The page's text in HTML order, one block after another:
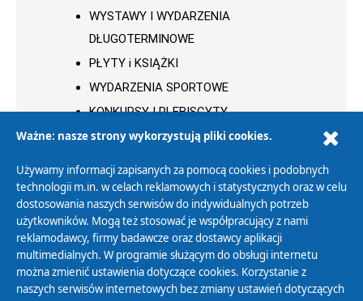
WYSTAWY I WYDARZENIA
DŁUGOTERMINOWE
PŁYTY i KSIĄŻKI
WYDARZENIA SPORTOWE
KONKURSY I PLEBISCYTY
Polityka Prywatności
Zasady korzystania z Serwisu
Organizacje Pożytku Publicznego
Cyfryzacja DAB+
Ważne: nasze strony wykorzystują pliki cookies.
Używamy informacji zapisanych za pomocą cookies i podobnych
technologii m.in. w celach reklamowych i statystycznych oraz w celu
dostosowania naszych serwisów do indywidualnych potrzeb
użytkowników. Mogą też stosować je współpracujący z nami
reklamodawcy, firmy badawcze oraz dostawcy aplikacji
multimedialnych. W programie służącym do obsługi internetu
można zmienić ustawienia dotyczące cookies. Korzystanie z
naszych serwisów internetowych bez zmiany ustawień dotyczących